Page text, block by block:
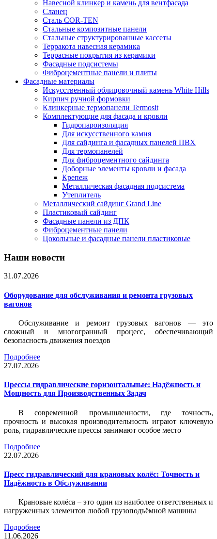
Навесной клинкер и камень для вентфасада
Сланец
Сталь COR-TEN
Стальные композитные панели
Стальные структурированные кассеты
Терракота навесная керамика
Террасные покрытия из керамики
Фасадные подсистемы
Фиброцементные панели и плиты
Фасадные материалы
Искусственный облицовочный камень White Hills
Кирпич ручной формовки
Клинкерные термопанели Termosit
Комплектующие для фасада и кровли
Гидропароизоляция
Для искусственного камня
Для сайдинга и фасадных панелей ПВХ
Для термопанелей
Для фиброцементного сайдинга
Доборные элементы кровли и фасада
Крепеж
Металлическая фасадная подсистема
Утеплитель
Металлический сайдинг Grand Line
Пластиковый сайдинг
Фасадные панели из ДПК
Фиброцементные панели
Цокольные и фасадные панели пластиковые
Наши новости
31.07.2026
Оборудование для обслуживания и ремонта грузовых
вагонов
Обслуживание и ремонт грузовых вагонов — это
сложный и многогранный процесс, обеспечивающий
безопасность движения поездов
Подробнее
27.07.2026
Прессы гидравлические горизонтальные: Надёжность и
Мощность для Производственных Задач
В современной промышленности, где точность,
прочность и высокая производительность играют ключевую
роль, гидравлические прессы занимают особое место
Подробнее
22.07.2026
Пресс гидравлический для крановых колёс: Точность и
Надёжность в Обслуживании
Крановые колёса – это один из наиболее ответственных и
нагруженных элементов любой грузоподъёмной машины
Подробнее
11.06.2026